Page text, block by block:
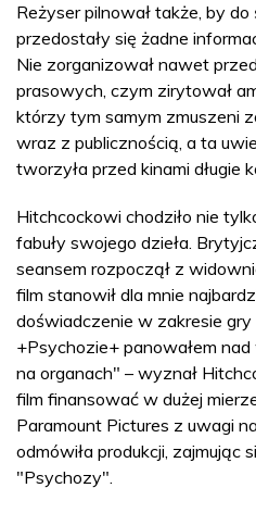
Reżyser pilnował także, by
przedostały się żadne
Nie zorganizował nawet
prasowych, czym zirytował
którzy tym samym zmuszeni
wraz z publicznością, a ta
tworzyła przed kinami długie
Hitchcockowi chodziło nie
fabuły swojego dzieła.
seansem rozpoczął z
film stanowił dla mnie
doświadczenie w zakresie
+Psychozie+ panowałem
na organach" – wyznał
film finansować w dużej
Paramount Pictures z uwagi
odmówiła produkcji, zajmując
"Psychozy".